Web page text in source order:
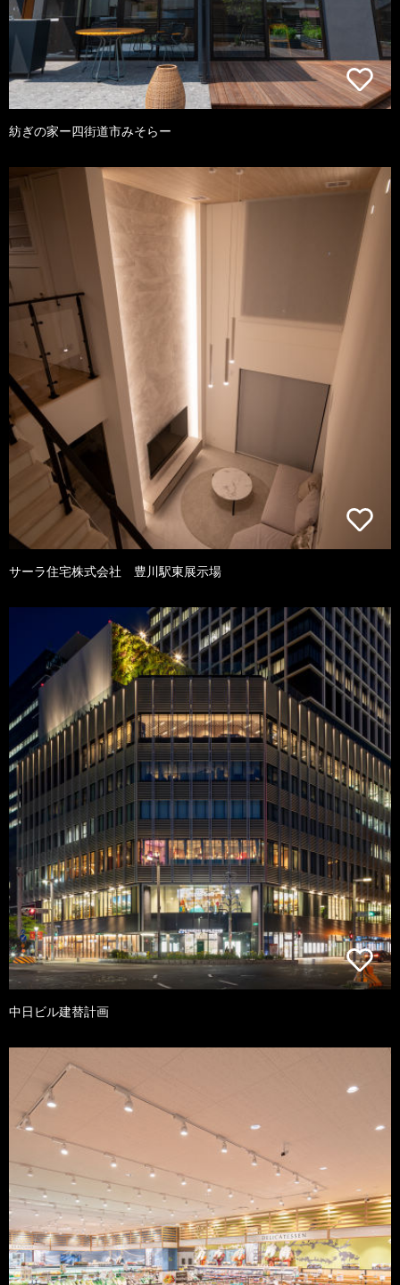
紡ぎの家ー四街道市みそらー
サーラ住宅株式会社 豊川駅東展示場
中日ビル建替計画